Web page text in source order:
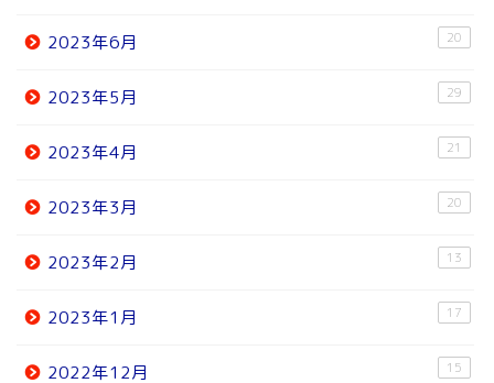
2023年6月 20
2023年5月 29
2023年4月 21
2023年3月 20
2023年2月 13
2023年1月 17
2022年12月 15